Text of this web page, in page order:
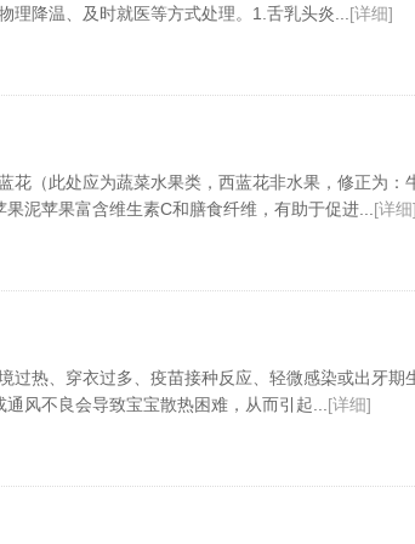
降温、及时就医等方式处理。1.舌乳头炎... [详细]
花（此处应为蔬菜水果类，西蓝花非水果，修正为：
泥苹果富含维生素C和膳食纤维，有助于促进... [详细]
过热、穿衣过多、疫苗接种反应、轻微感染或出牙期
风不良会导致宝宝散热困难，从而引起... [详细]